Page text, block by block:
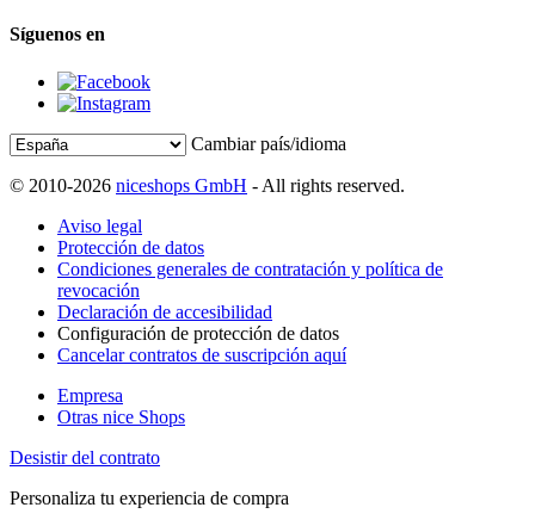
Síguenos en
Cambiar país/idioma
© 2010-2026 niceshops GmbH - All rights reserved.
Aviso legal
Protección de datos
Condiciones generales de contratación y política de
revocación
Declaración de accesibilidad
Configuración de protección de datos
Cancelar contratos de suscripción aquí
Empresa
Otras nice Shops
Desistir del contrato
Personaliza tu experiencia de compra